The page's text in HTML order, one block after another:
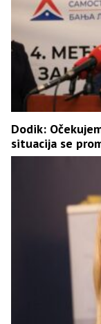
Dodik:
situacija se